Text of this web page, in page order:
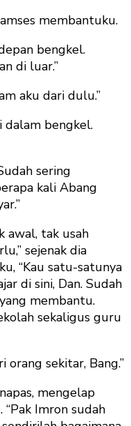
membantuku.
bengkel.
di luar.”
aku dari dulu.”
dalam bengkel.
sering
kali Abang
awal, tak usah
sejenak dia
“Kau satu-satunya
di sini, Dan. Sudah
membantu.
sekaligus guru
orang sekitar, Bang.”
mengelap
Imron sudah